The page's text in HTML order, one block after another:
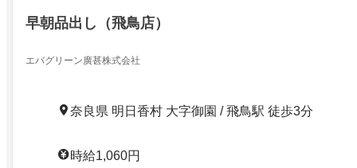
早朝品出し（飛鳥店）
エバグリーン廣甚株式会社
奈良県 明日香村 大字御園 / 飛鳥駅 徒歩3分
時給1,060円